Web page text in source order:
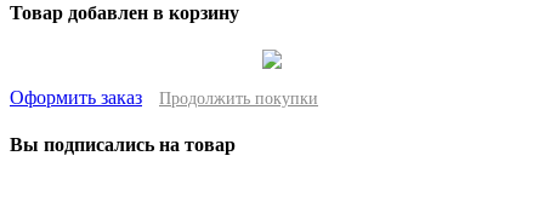
Товар добавлен в корзину
Оформить заказ Продолжить покупки
Вы подписались на товар